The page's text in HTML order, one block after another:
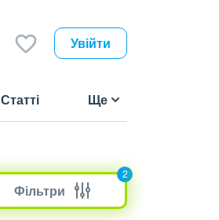
Увійти
Статті Ще
Фільтри
2